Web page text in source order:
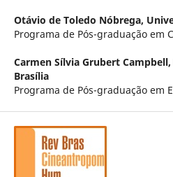
Otávio de Toledo Nóbrega,
Programa de Pós-graduação em
Carmen Sílvia Grubert Campbell,
Brasília
Programa de Pós-graduação em